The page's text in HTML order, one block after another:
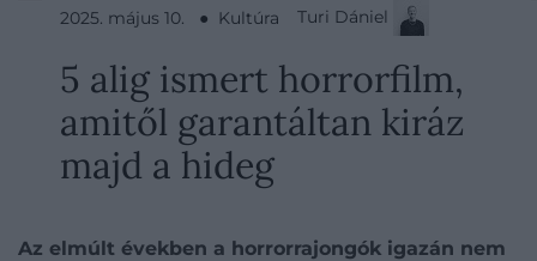
2025. május 10. ● Kultúra Turi Dániel
5 alig ismert horrorfilm,
amitől garantáltan kiráz
majd a hideg
Az elmúlt években a horrorrajongók igazán nem